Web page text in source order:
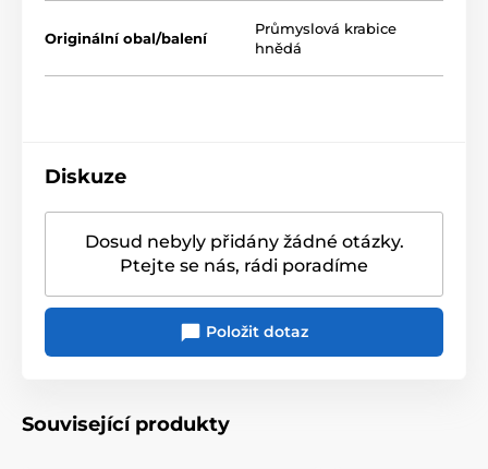
Originální obal/balení
Průmyslová krabice
hnědá
Diskuze
Dosud nebyly přidány žádné otázky.
Ptejte se nás, rádi poradíme
Položit dotaz
Související produkty